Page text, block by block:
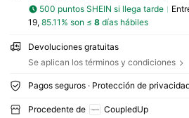
500 puntos SHEIN si llega tarde
19, 85.11% son ≤ 8días hábiles
Devoluciones gratuitas
Se aplican los términos y condiciones
Pagos seguros · Protección de
Procedente de
CoupledUp